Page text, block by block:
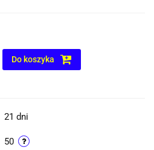
Do koszyka
21 dni
50